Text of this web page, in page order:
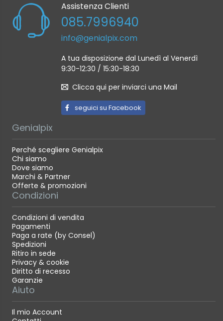
Assistenza Clienti
085.7996940
info@genialpix.com
A tua disposizione dal Lunedì al Venerdì
9:30-12:30 / 15:30-18:30
Clicca qui per inviarci una Mail
seguici su Facebook
Genialpix
Perché scegliere Genialpix
Chi siamo
Dove siamo
Marchi & Partner
Offerte & promozioni
Condizioni
Condizioni di vendita
Pagamenti
Paga a rate (by Consel)
Spedizioni
Ritiro in sede
Privacy & cookie
Diritto di recesso
Garanzie
Aiuto
Il mio Account